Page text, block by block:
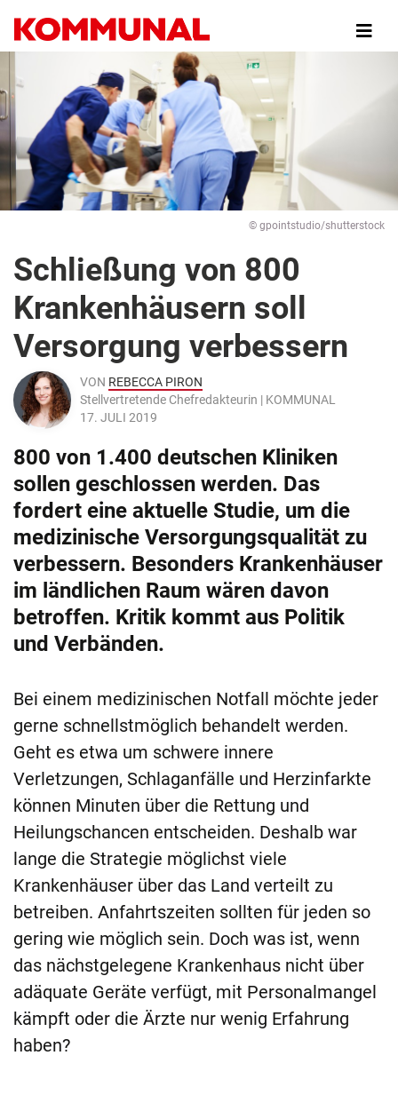
zum
Inhalt
© gpointstudio/shutterstock
Schließung von 800
Krankenhäusern soll
Versorgung verbessern
VON REBECCA PIRON
Stellvertretende Chefredakteurin | KOMMUNAL
17. JULI 2019
800 von 1.400 deutschen Kliniken
sollen geschlossen werden. Das
fordert eine aktuelle Studie, um die
medizinische Versorgungsqualität zu
verbessern. Besonders Krankenhäuser
im ländlichen Raum wären davon
betroffen. Kritik kommt aus Politik
und Verbänden.
Bei einem medizinischen Notfall möchte jeder
gerne schnellstmöglich behandelt werden.
Geht es etwa um schwere innere
Verletzungen, Schlaganfälle und Herzinfarkte
können Minuten über die Rettung und
Heilungschancen entscheiden. Deshalb war
lange die Strategie möglichst viele
Krankenhäuser über das Land verteilt zu
betreiben. Anfahrtszeiten sollten für jeden so
gering wie möglich sein. Doch was ist, wenn
das nächstgelegene Krankenhaus nicht über
adäquate Geräte verfügt, mit Personalmangel
kämpft oder die Ärzte nur wenig Erfahrung
haben?